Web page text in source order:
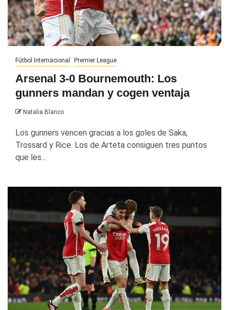
Fútbol Internacional Premier League
Arsenal 3-0 Bournemouth: Los
gunners mandan y cogen ventaja
Natalia Blanco
Los gunners vencen gracias a los goles de Saka,
Trossard y Rice. Los de Arteta consiguen tres puntos
que les...